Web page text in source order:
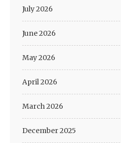
July 2026
June 2026
May 2026
April 2026
March 2026
December 2025